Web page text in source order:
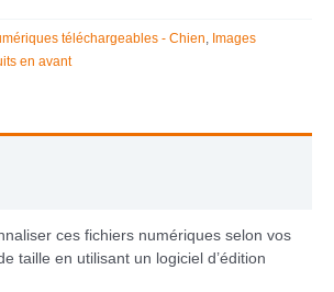
téléchargeables - Chien Images
en avant
ces fichiers numériques selon vos
taille en utilisant un logiciel d’édition